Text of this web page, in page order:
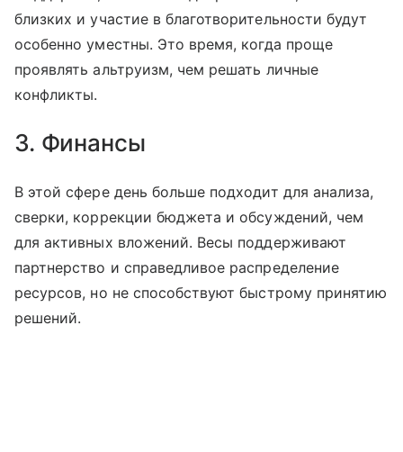
близких и участие в благотворительности будут
особенно уместны. Это время, когда проще
проявлять альтруизм, чем решать личные
конфликты.
3. Финансы
В этой сфере день больше подходит для анализа,
сверки, коррекции бюджета и обсуждений, чем
для активных вложений. Весы поддерживают
партнерство и справедливое распределение
ресурсов, но не способствуют быстрому принятию
решений.